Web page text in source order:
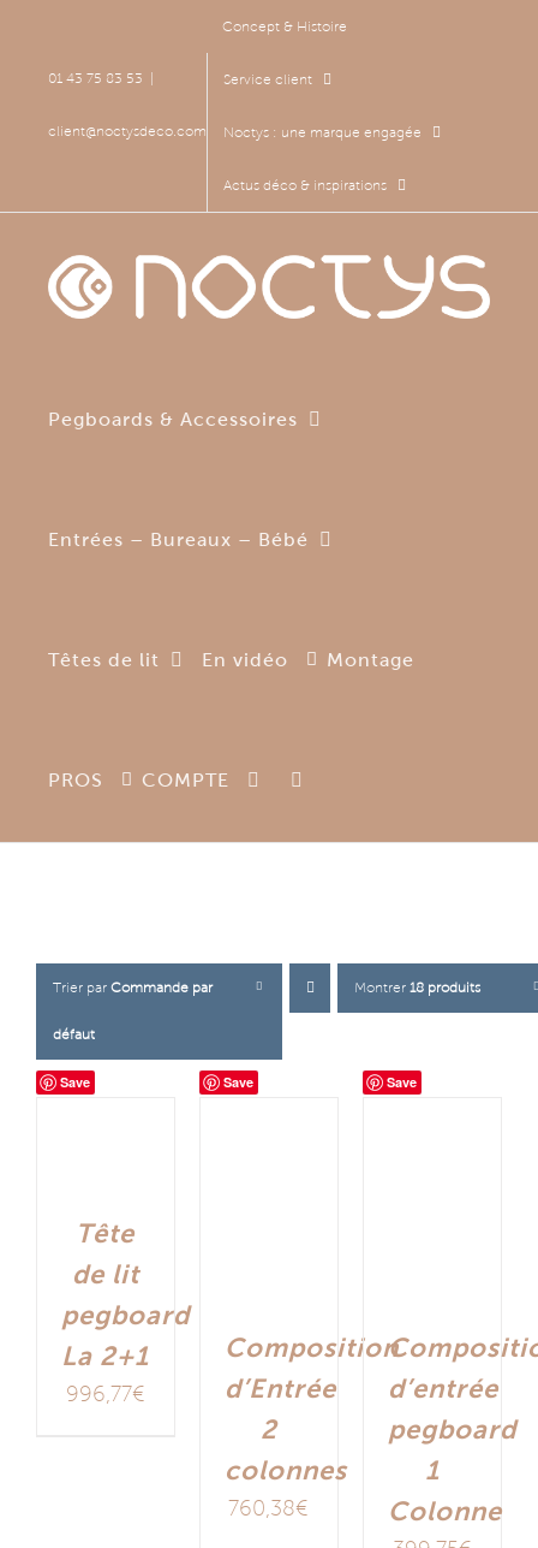
contenu01 43 75 83 53
client@noctysdeco.com
Concept & Histoire
Service client
Noctys : une marque engagée
Actus déco & inspirations
Pegboards & Accessoires
Entrées – Bureaux – Bébé
Têtes de lit En vidéo Montage
PROS COMPTE
Trier par Commande par
défaut
Montrer 18 produits
Save
Tête
de lit
pegboard
La 2+1
996,77€
Save
Composition
d’Entrée
2
colonnes
760,38€
Save
d’entrée
pegboard
1
Colonne